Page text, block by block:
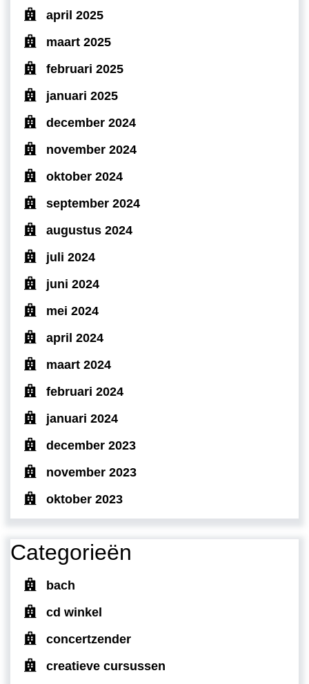
april 2025
maart 2025
februari 2025
januari 2025
december 2024
november 2024
oktober 2024
september 2024
augustus 2024
juli 2024
juni 2024
mei 2024
april 2024
maart 2024
februari 2024
januari 2024
december 2023
november 2023
oktober 2023
Categorieën
bach
cd winkel
concertzender
creatieve cursussen